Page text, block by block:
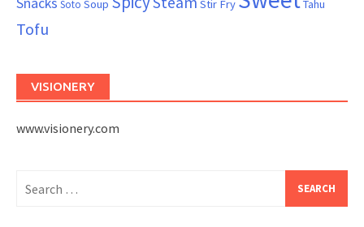
Soto Soup Stir Fry Tahu
Tofu
VISIONERY
www.visionery.com
for: